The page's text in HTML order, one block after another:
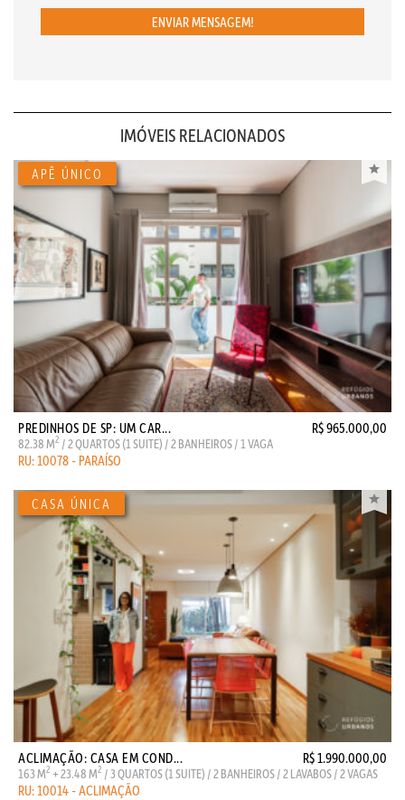
ENVIAR MENSAGEM!
IMÓVEIS RELACIONADOS
PREDINHOS DE SP: UM CAR... R$ 965.000,00
82.38 M2 / 2 QUARTOS (1 SUITE) / 2 BANHEIROS / 1 VAGA
RU: 10078 - PARAÍSO
ACLIMAÇÃO: CASA EM COND... R$ 1.990.000,00
163 M2 + 23.48 M2 / 3 QUARTOS (1 SUITE) / 2 BANHEIROS / 2 LAVABOS / 2 VAGAS
RU: 10014 - ACLIMAÇÃO